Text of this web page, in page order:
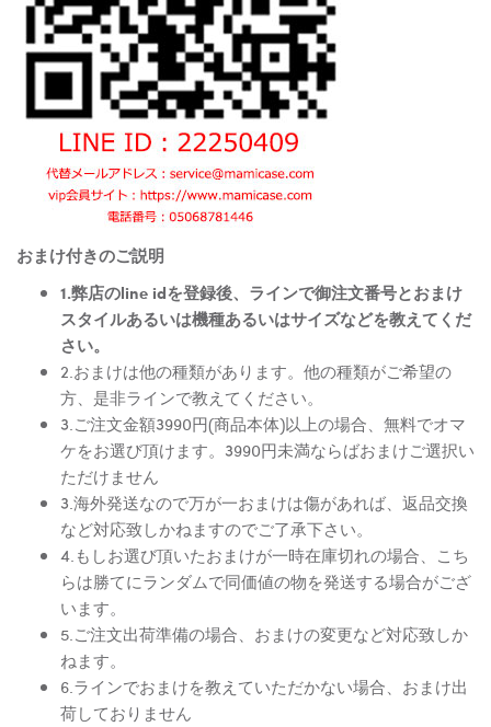
おまけ付きのご説明
1.弊店のline idを登録後、ラインで御注文番号とおまけ
スタイルあるいは機種あるいはサイズなどを教えてくだ
さい。
2.おまけは他の種類があります。他の種類がご希望の
方、是非ラインで教えてください。
3.ご注文金額3990円(商品本体)以上の場合、無料でオマ
ケをお選び頂けます。3990円未満ならばおまけご選択い
ただけません
3.海外発送なので万が一おまけは傷があれば、返品交換
など対応致しかねますのでご了承下さい。
4.もしお選び頂いたおまけが一時在庫切れの場合、こち
らは勝てにランダムで同価値の物を発送する場合がござ
います。
5.ご注文出荷準備の場合、おまけの変更など対応致しか
ねます。
6.ラインでおまけを教えていただかない場合、おまけ出
荷しておりません